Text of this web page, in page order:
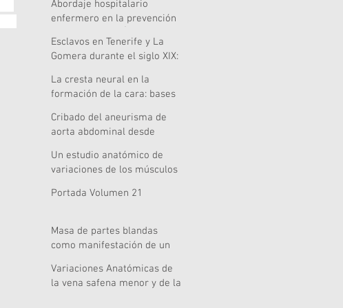
Acoustic and Perceptual
Evidence
Abordaje hospitalario
enfermero en la prevención
Salud de Lanzarote
Esclavos en Tenerife y La
Gomera durante el siglo XIX:
La cresta neural en la
formación de la cara: bases
clínica y nuevas
perspectivas celulares,
genómicas y metodológicas
Cribado del aneurisma de
aorta abdominal desde
pendiente
Un estudio anatómico de
variaciones de los músculos
Portada Volumen 21
Masa de partes blandas
como manifestación de un
Variaciones Anatómicas de
la vena safena menor y de la